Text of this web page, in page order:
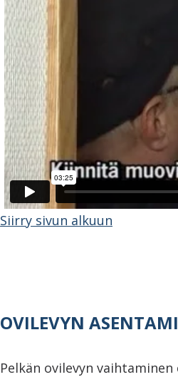
Siirry sivun alkuun
OVILEVYN
Pelkän ovilevyn